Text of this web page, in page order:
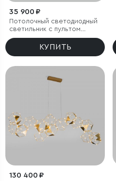
35 900 ₽
Потолочный светодиодный
светильник с пультом
управления
КУПИТЬ
130 400 ₽